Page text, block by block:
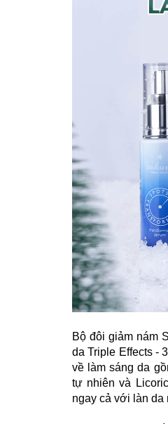
Bộ đôi giảm nám
da Triple Effects -
về làm sáng da
tự nhiên và
ngay cả với làn da